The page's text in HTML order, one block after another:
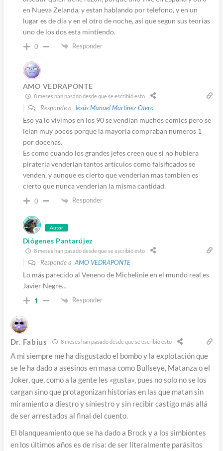
en Nueva Zelanda, y estan hablando por telefono, y en un
lugar es de dia y en el otro de noche, asi que segun sus teorias
uno de los dos esta mintiendo.
0 Responder
AMO VEDRAPONTE
8 meses han pasado desde que se escribió esto
Responde a Jesús Manuel Martínez Otero
Eso ya lo vivimos en los 90 se vendian muchos comics pero se
leian muy pocos porque la mayoria compraban numeros 1
por docenas.
Es como cuando los grandes jefes creen que si no hubiera
pirateria venderian tantos articulos como falsificados se
venden, y aunque es cierto que venderian mas tambien es
cierto que nunca venderian la misma cantidad.
0 Responder
Autor
Diógenes Pantarújez
8 meses han pasado desde que se escribió esto
Responde a AMO VEDRAPONTE
Lo más parecido al Veneno de Michelinie en el mundo real es
Javier Negre…
1 Responder
Dr. Fabius 8 meses han pasado desde que se escribió esto
A mi siempre me ha disgustado el bombo y la explotación que
se le ha dado a asesinos en masa como Bullseye, Matanza o el
Joker, que, como a la gente les «gusta», pues no solo no se los
cargan sino que protagonizan historias en las que matan sin
miramiento a diestro y siniestro y sin recibir castigo más allá
de ser arrestados al final del cuento.
El blanqueamiento que se ha dado a Brock y a los simbiontes
en los últimos años es de risa: de ser literalmente parásitos